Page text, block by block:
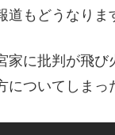
道もどうなりま
家に批判が飛
についてしまっ